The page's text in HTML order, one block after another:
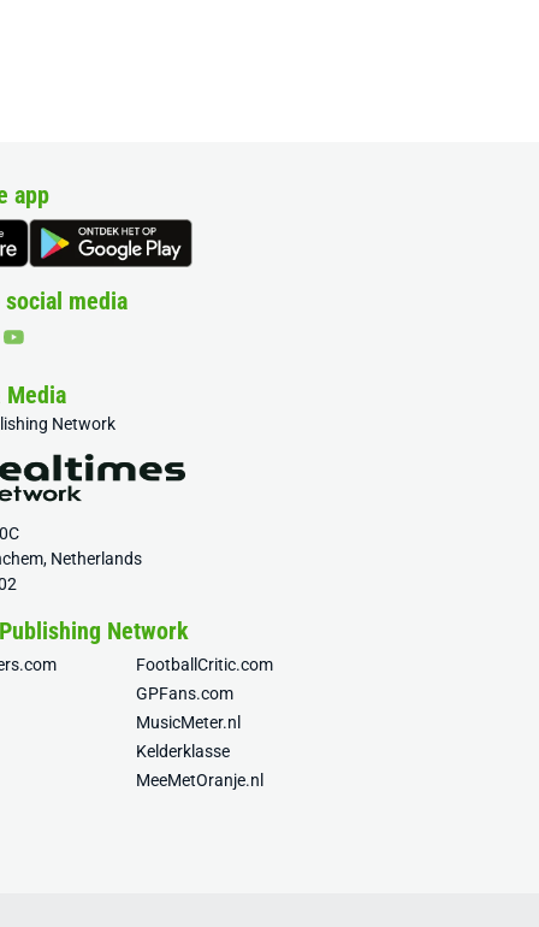
app
media
Media
Network
Netherlands
Network
FootballCritic.com
GPFans.com
MusicMeter.nl
Kelderklasse
MeeMetOranje.nl